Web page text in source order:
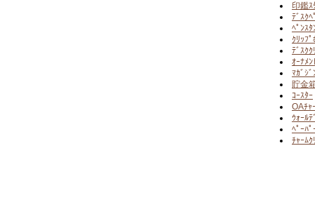
印鑑ｽ
ﾃﾞｽｸﾍ
ﾍﾟﾝｽﾀ
ｸﾘｯﾌﾟ
ﾃﾞｽｸｸ
ｵｰﾅﾒﾝ
ﾏｶﾞｼﾞ
貯金
ｺｰｽﾀｰ
OAﾁｬ
ｳｫｰﾙﾃ
ﾍﾟｰﾊﾟ
ﾁｬｰﾑｸ